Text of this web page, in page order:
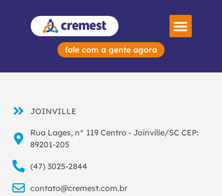
fale com a gente agora
JOINVILLE
Rua Lages, n° 119 Centro - Joinville/SC CEP:
89201-205
(47) 3025-2844
contato@cremest.com.br